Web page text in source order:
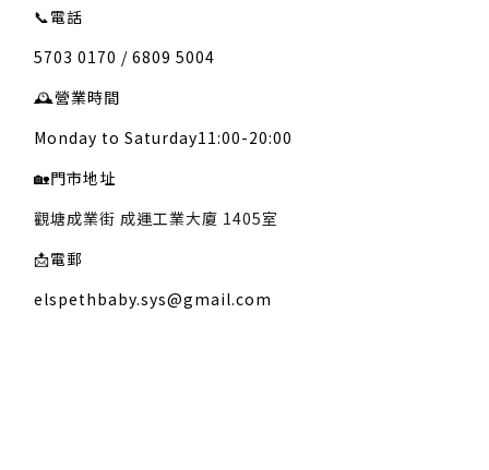
📞電話
5703 0170 / 6809 5004
🕰️營業時間
Monday to Saturday11:00-20:00
🏡門市地址
觀塘成業街 成運工業大廈 1405室
📩電郵
elspethbaby.sys@gmail.com